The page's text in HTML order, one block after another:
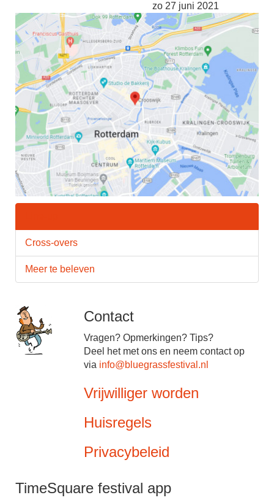
zo 27 juni 2021
Cross-overs
Meer te beleven
Contact
Vragen? Opmerkingen? Tips?
Deel het met ons en neem contact op
via info@bluegrassfestival.nl
Vrijwilliger worden
Huisregels
Privacybeleid
TimeSquare festival app